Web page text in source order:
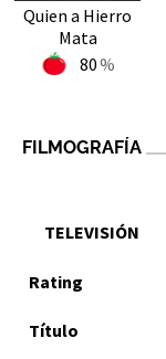
Quien a Hierro
Mata
80
FILMOGRAFÍA
TELEVISIÓN